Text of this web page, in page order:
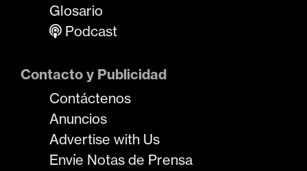
Glosario
Podcast
Contacto y Publicidad
Contáctenos
Anuncios
Advertise with Us
Envíe Notas de Prensa